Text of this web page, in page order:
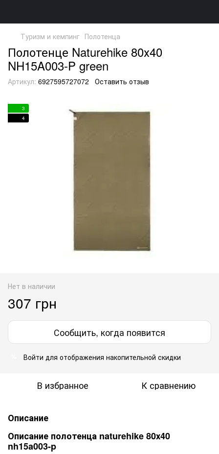
Туризм и кемпинг Полотенца
Полотенце Naturehike 80х40
NH15A003-P green
Артикул: 6927595727072 Оставить отзыв
3
4
Нет в наличии
307 грн
Сообщить, когда появится
Войти для отображения накопительной скидки
В избранное К сравнению
Описание
Описание полотенца naturehike 80х40
nh15a003-p